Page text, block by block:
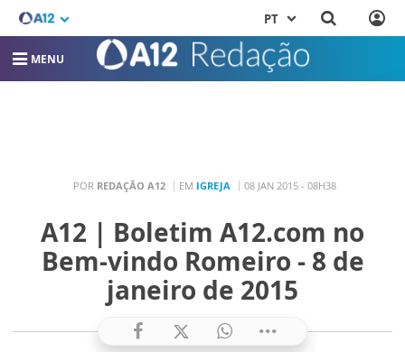
PT
MENU
POR REDAÇÃO A12 EM IGREJA 08 JAN 2015 - 08H38
A12 | Boletim A12.com no
Bem-vindo Romeiro - 8 de
janeiro de 2015